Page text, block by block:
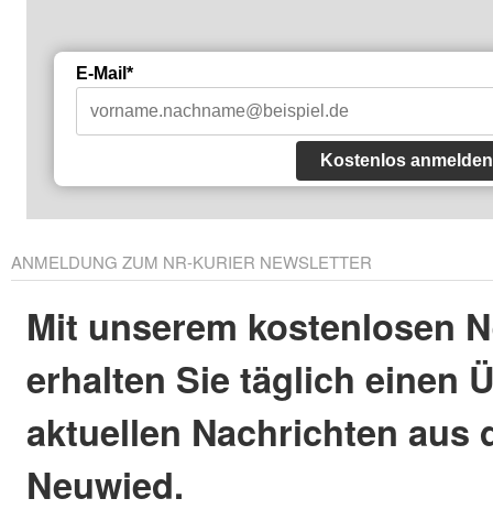
E-Mail*
Kostenlos anmelden
ANMELDUNG ZUM NR-KURIER NEWSLETTER
Mit unserem kostenlosen
erhalten Sie täglich einen
aktuellen Nachrichten aus
Neuwied.